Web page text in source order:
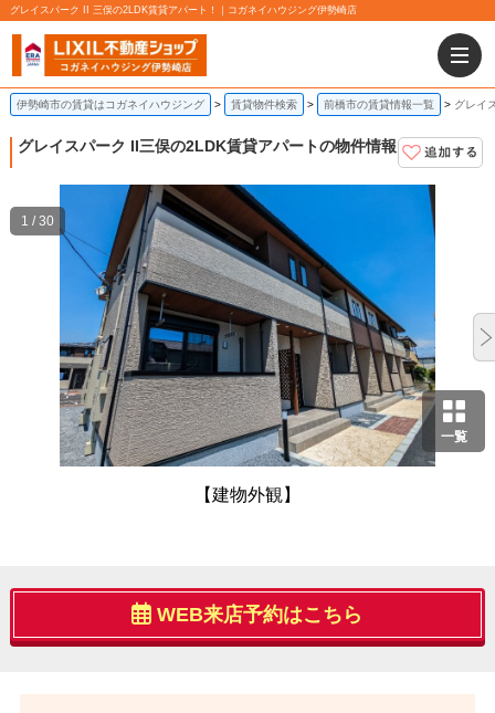
グレイスパーク II 三俣の2LDK賃貸アパート！｜コガネイハウジング伊勢崎店
伊勢崎市の賃貸はコガネイハウジング 賃貸物件検索 前橋市の賃貸情報一覧 グレイ
グレイスパーク II三俣の2LDK賃貸アパートの物件情報
一覧
【建物外観】
1 / 30
WEB来店予約はこちら